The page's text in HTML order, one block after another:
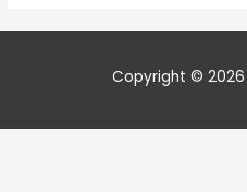
Copyright © 2026